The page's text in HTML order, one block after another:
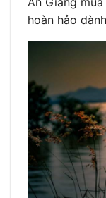
hoàn hảo